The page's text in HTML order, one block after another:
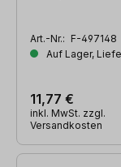
Art.-Nr.: F-497148
Auf Lager,
11,77 €
inkl. MwSt. zzgl.
Versandkosten